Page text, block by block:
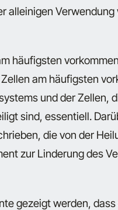
alleinigen
häufigsten
am häufigsten
und der Zellen,
sind, essentiell.
die von der
zur Linderung des
gezeigt werden,